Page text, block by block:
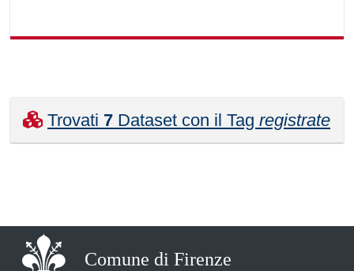
Trovati 7 Dataset con il Tag registrate
Comune di Firenze